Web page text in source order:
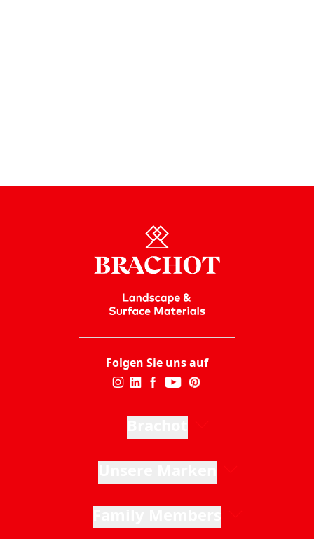
Folgen Sie uns auf